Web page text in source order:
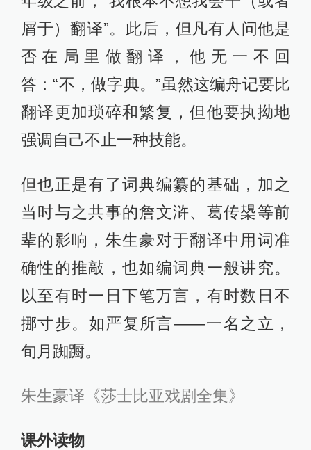
屑于）翻译”。此后，但凡有人问他是
否在局里做翻译，他无一不回
答：“不，做字典。”虽然这编舟记要比
翻译更加琐碎和繁复，但他要执拗地
强调自己不止一种技能。
但也正是有了词典编纂的基础，加之
当时与之共事的詹文浒、葛传槼等前
辈的影响，朱生豪对于翻译中用词准
确性的推敲，也如编词典一般讲究。
以至有时一日下笔万言，有时数日不
挪寸步。如严复所言——一名之立，
旬月踟蹰。
朱生豪译《莎士比亚戏剧全集》
课外读物